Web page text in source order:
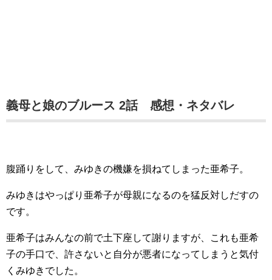
義母と娘のブルース 2話 感想・ネタバレ
腹踊りをして、みゆきの機嫌を損ねてしまった亜希子。
みゆきはやっぱり亜希子が母親になるのを猛反対しだすの
です。
亜希子はみんなの前で土下座して謝りますが、これも亜希
子の手口で、許さないと自分が悪者になってしまうと気付
くみゆきでした。